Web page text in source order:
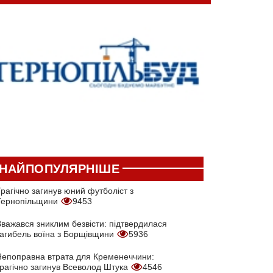
загинув юний футболіст з
9453
зниклим безвісти: підтвердилася
воїна з Борщівщини
5936
втрата для Кременеччини:
загинув Всеволод Штука
4546